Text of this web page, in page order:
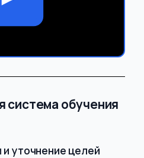
система обучения
уточнение целей